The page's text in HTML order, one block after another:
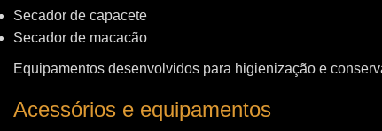
Secador de capacete
Secador de macacão
Equipamentos desenvolvidos para higienização e
Acessórios e equipamentos